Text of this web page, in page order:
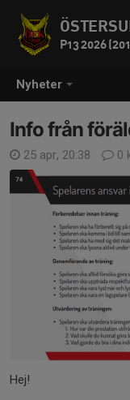
Nyheter
P13 2026
Info från
25 apr, 20:38 0
Hej!